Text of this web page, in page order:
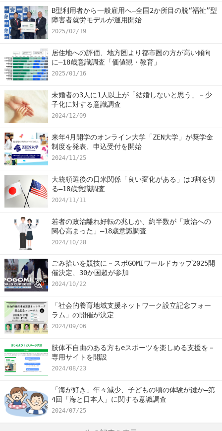
B型利用者から一般雇用へ―全国2か所目の脱“福祉”型
障害者就労モデルが運用開始
2025/02/19
居住地への評価、地方圏より都市圏の方が高い傾向
に―18歳意識調査「価値観・教育」
2025/01/16
未婚者の3人に1人以上が「結婚しないと思う」－少
子化に対する意識調査
2024/12/09
来年4月開学のオンライン大学「ZEN大学」が奨学金
制度を発表、申込受付を開始
2024/11/25
大統領選後の日米関係「良い変化がある」は3割を切
る―18歳意識調査
2024/11/11
若者の政治離れ好転の兆しか、約半数が「政治への
関心高まった」―18歳意識調査
2024/10/28
ごみ拾いを競技に－スポGOMIワールドカップ2025開
催決定、30か国超が参加
2024/10/22
「社会的養育地域支援ネットワーク設立記念フォー
ラム」の開催が決定
2024/09/06
肢体不自由のある方もeスポーツを楽しめる支援を－
専用サイトを開設
2024/08/23
「海が好き」年々減少、子どもの頃の体験が鍵か―第
4回「海と日本人」に関する意識調査
2024/07/25